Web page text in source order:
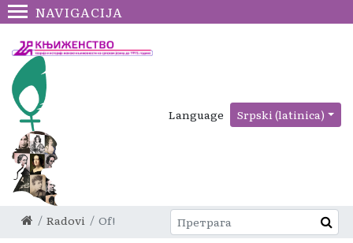
NAVIGACIJA
Language Srpski (latinica)
Radovi Of!